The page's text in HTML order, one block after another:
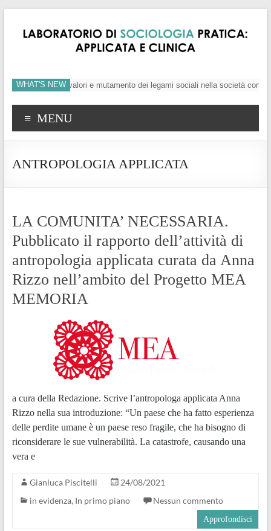
WHAT'S NEW
crisi dei valori e mutamento dei legami sociali nella società
MENU
ANTROPOLOGIA APPLICATA
LA COMUNITA’ NECESSARIA.
Pubblicato il rapporto dell’attività di
antropologia applicata curata da Anna
Rizzo nell’ambito del Progetto MEA
MEMORIA
a cura della Redazione. Scrive l’antropologa applicata Anna
Rizzo nella sua introduzione: “Un paese che ha fatto esperienza
delle perdite umane è un paese reso fragile, che ha bisogno di
riconsiderare le sue vulnerabilità. La catastrofe, causando una
vera e
Gianluca Piscitelli
24/08/2021
in evidenza, In primo piano Nessun commento
Approfondisci